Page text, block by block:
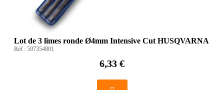
Lot de 3 limes ronde Ø4mm Intensive Cut HUSQVARNA
Réf : 597354801
6,33 €